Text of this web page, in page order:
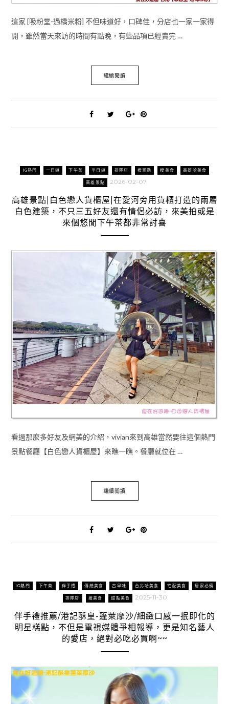
這家 [吸粉堂-過橋米粉] 不但味道好，口碑佳，分店也一家一家得
開，雖然當天來訪的時間有點晚，有些品項已經賣完 …
繼續閱讀
IG熱門 一日遊 下午茶 半日遊 排隊店 搜景點 搜美食 高雄哈美食
高雄景點 2026-02-07
高雄景點|白色戀人貨櫃屋|在愛河旁用貨櫃打造的兩層
白色建築，不只三五好友還有情侶必訪，來美拍或是
來個悠閒下午茶都非常討喜
看過那麼多好友及網美的介紹，vivian來到高雄當然要往這個熱門
景點餐廳【白色戀人貨櫃屋】來瞧一瞧。餐廳就位在 …
繼續閱讀
IG熱門 下午茶 伴手禮 傳統美食 古早味 台北哈美食 宅配美食 居家必備
排隊店 搜美食 甜點美食 2025-11-30
伴手禮推薦/港記酥皇-蓬萊摩沙/細緻口感一抿即化的
明星糕點，不但是電視媒體爭相報導，更是知名藝人
的愛店，絕對必吃必買啊~~